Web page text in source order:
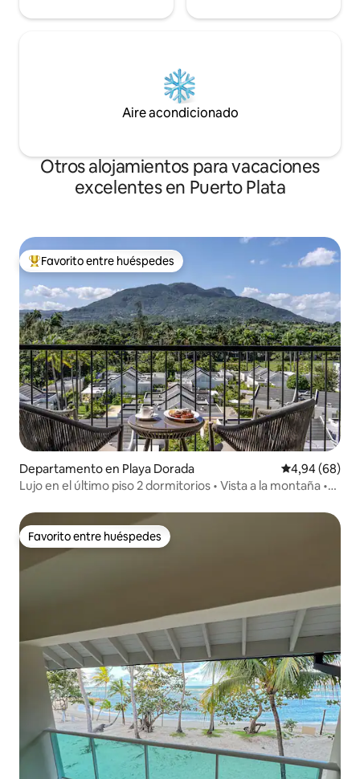
Aire acondicionado
Otros alojamientos para vacaciones
excelentes en Puerto Plata
Favorito entre los huéspedes más destacados
Favorito entre huéspedes
Departamento en Playa Dorada Calificación
4,94 (68)
Lujo en el último piso 2 dormitorios • Vista a la montaña •
Favorito entre huéspedes
Favorito entre huéspedes